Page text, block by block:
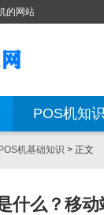
的网站
POS机知识
POS机基础知识 > 正文
什么？移